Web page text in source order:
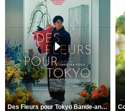
Des Fleurs pour Tokyo Bande-annonce VO STFR